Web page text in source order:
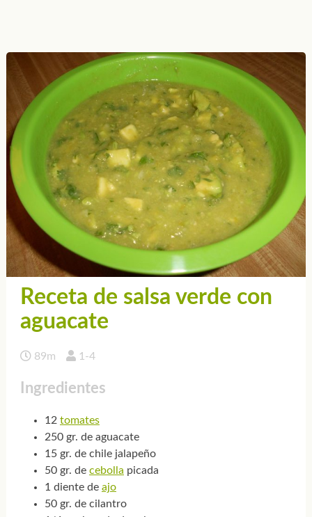
Receta de salsa verde con
aguacate
89m 1-4
Ingredientes
12 tomates
250 gr. de aguacate
15 gr. de chile jalapeño
50 gr. de cebolla picada
1 diente de ajo
50 gr. de cilantro